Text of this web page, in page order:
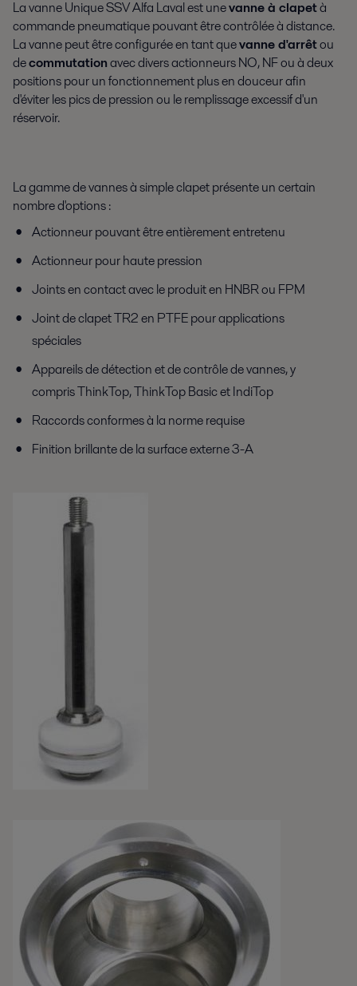
La vanne Unique SSV Alfa Laval est unevanne à clapetà
commande pneumatique pouvant être contrôlée à distance.
La vanne peut être configurée en tant quevanne d'arrêtou
decommutationavec divers actionneurs NO, NF ou à deux
positions pour un fonctionnement plus en douceur afin
d'éviter les pics de pression ou le remplissage excessif d'un
réservoir.
La gamme de vannes à simple clapet présente un certain
nombre d'options :
Actionneur pouvant être entièrement entretenu
Actionneur pour haute pression
Joints en contact avec le produit en HNBR ou FPM
Joint de clapet TR2 en PTFE pour applications
spéciales
Appareils de détection et de contrôle de vannes, y
compris ThinkTop, ThinkTop Basic et IndiTop
Raccords conformes à la norme requise
Finition brillante de la surface externe 3-A